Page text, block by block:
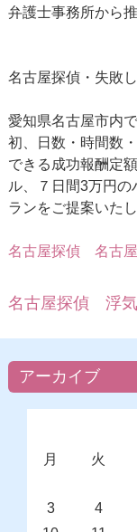
弁護士事務所から
名古屋探偵・失敗
愛知県名古屋市内
初、日数・時間数
できる成功報酬定
ル、７日間3万円
ランをご提案いたし
名古屋探偵名古屋
名古屋探偵 浮
アーカイブ
月
火
3
4